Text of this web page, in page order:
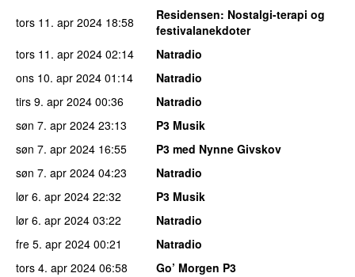
tors 11. apr 2024 18:58 Residensen: Nostalgi-terapi og
festivalanekdoter
tors 11. apr 2024 02:14
Natradio
ons 10. apr 2024 01:14
Natradio
tirs 9. apr 2024 00:36
Natradio
søn 7. apr 2024 23:13
P3 Musik
søn 7. apr 2024 16:55
P3 med Nynne Givskov
søn 7. apr 2024 04:23
Natradio
lør 6. apr 2024 22:32
P3 Musik
lør 6. apr 2024 03:22
Natradio
fre 5. apr 2024 00:21
Natradio
tors 4. apr 2024 06:58
Go’ Morgen P3